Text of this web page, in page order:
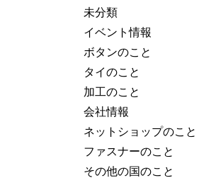
未分類
イベント情報
ボタンのこと
タイのこと
加工のこと
会社情報
ネットショップのこと
ファスナーのこと
その他の国のこと